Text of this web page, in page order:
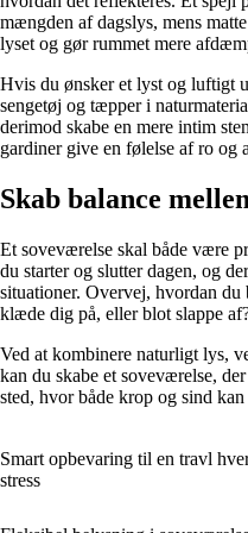
mængden af dagslys, mens
lyset og gør rummet mere
Hvis du ønsker et lyst og luftigt
sengetøj og tæpper i
derimod skabe en mere intim
gardiner give en følelse af ro og
Skab balance
Et soveværelse skal både være
du starter og slutter dagen, og
situationer. Overvej, hvordan
klæde dig på, eller blot slappe
Ved at kombinere naturligt lys,
kan du skabe et soveværelse,
sted, hvor både krop og sind
Smart opbevaring til en travl
stress